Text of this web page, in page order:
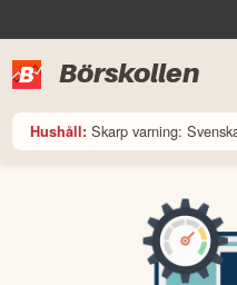
Börskollen
Hushåll: Skarp varning: